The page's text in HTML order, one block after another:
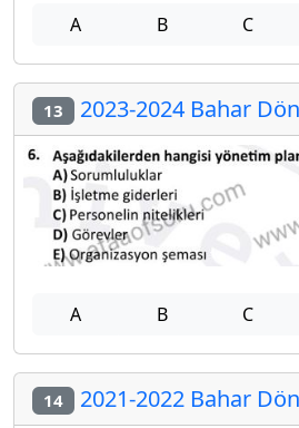
A B C
13 2023-2024 Bahar
A B C
14 2021-2022 Bahar